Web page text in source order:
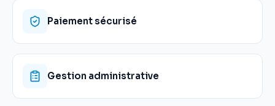
Paiement sécurisé
Gestion administrative